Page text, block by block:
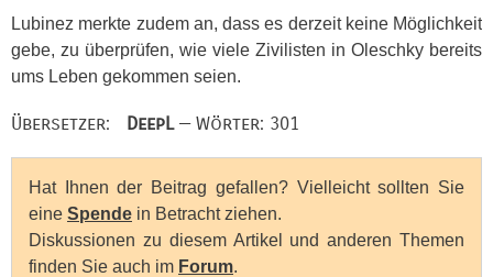
Lubinez merkte zudem an, dass es derzeit keine Möglichkeit
gebe, zu überprüfen, wie viele Zivilisten in Oleschky bereits
ums Leben gekommen seien.
Übersetzer: DeepL— Wörter: 301
Hat Ihnen der Beitrag gefallen? Vielleicht sollten Sie
eine Spende in Betracht ziehen.
Diskussionen zu diesem Artikel und anderen Themen
finden Sie auch im Forum.